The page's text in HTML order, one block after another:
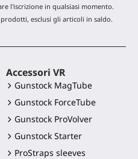
l'iscrizione in qualsiasi momento.
esclusi gli articoli in saldo.
Accessori VR
Gunstock MagTube
Gunstock ForceTube
Gunstock ProVolver
Gunstock Starter
ProStraps sleeves